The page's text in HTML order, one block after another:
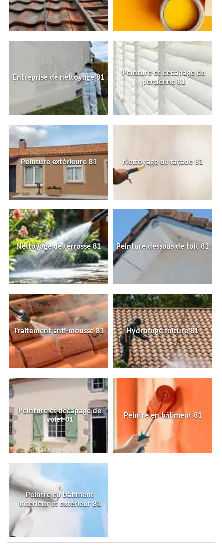
Entreprise de nettoyage 81
Peinture et décapage de
persienne 81
Peinture extérieure 81 Nettoyage de façade 81
Nettoyage de terrasse 81 Peinture dessous de toit 81
Traitement anti-mousse 81 Hydrofuge toiture 81
Peinture et décapage de
volet 81
Peintre en bâtiment 81
Peintre en bâtiment
intérieur et extérieur 81